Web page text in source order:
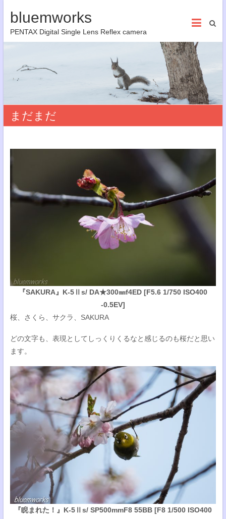
bluemworks
PENTAX Digital Single Lens Reflex camera
まだまだ
『SAKURA』K-5Ⅱs/ DA★300㎜f4ED [F5.6 1/750 ISO400
-0.5EV]
桜、さくら、サクラ、SAKURA
どの文字も、表現としてしっくりくるなと感じるのも桜だと思い
ます。
『睨まれた！』K-5Ⅱs/ SP500mmF8 55BB [F8 1/500 ISO400